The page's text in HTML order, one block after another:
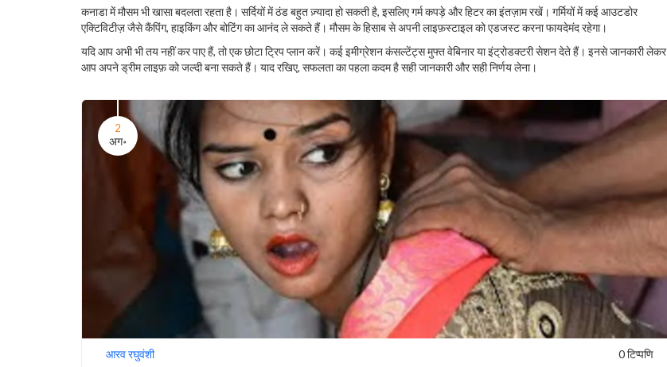
कनाडा में मौसम भी खासा बदलता रहता है। सर्दियों में ठंड बहुत ज़्यादा हो सकती है, इसलिए गर्म कपड़े और हिटर का इंतज़ाम रखें। गर्मियों में कई आउटडोर
एक्टिविटीज़ जैसे कैंपिंग, हाइकिंग और बोटिंग का आनंद ले सकते हैं। मौसम के हिसाब से अपनी लाइफ़स्टाइल को एडजस्ट करना फायदेमंद रहेगा।
यदि आप अभी भी तय नहीं कर पाए हैं, तो एक छोटा ट्रिप प्लान करें। कई इमीग्रेशन कंसल्टेंट्स मुफ्त वेबिनार या इंट्रोडक्टरी सेशन देते हैं। इनसे जानकारी लेकर
आप अपने ड्रीम लाइफ़ को जल्दी बना सकते हैं। याद रखिए, सफलता का पहला कदम है सही जानकारी और सही निर्णय लेना।
2
अग॰
आरव रघुवंशी 0 टिप्पणि